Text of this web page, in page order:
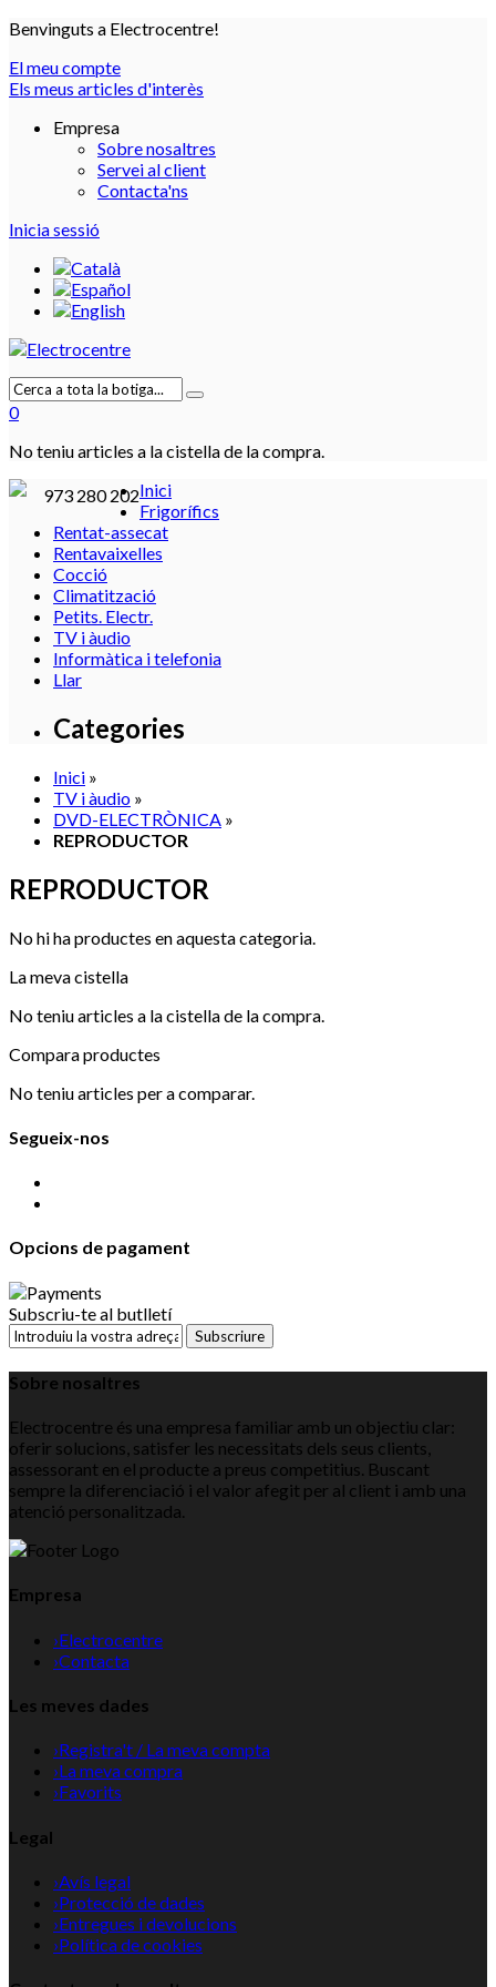
Benvinguts a Electrocentre!
El meu compte
Els meus articles d'interès
Empresa
Sobre nosaltres
Servei al client
Contacta'ns
Inicia sessió
0
No teniu articles a la cistella de la compra.
973 280 202Inici
Frigorífics
Rentat-assecat
Rentavaixelles
Cocció
Climatització
Petits. Electr.
TV i àudio
Informàtica i telefonia
Llar
Categories
Inici »
TV i àudio »
DVD-ELECTRÒNICA »
REPRODUCTOR
REPRODUCTOR
No hi ha productes en aquesta categoria.
La meva cistella
No teniu articles a la cistella de la compra.
Compara productes
No teniu articles per a comparar.
Segueix-nos
Opcions de pagament
Subscriu-te al butlletí
Subscriure
Sobre nosaltres
Electrocentre és una empresa familiar amb un objectiu clar:
oferir solucions, satisfer les necessitats dels seus clients,
assessorant en el producte a preus competitius. Buscant
sempre la diferenciació i el valor afegit per al client i amb una
atenció personalitzada.
Empresa
›Electrocentre
›Contacta
Les meves dades
›Registra't / La meva compta
›La meva compra
›Favorits
Legal
›Avís legal
›Protecció de dades
›Entregues i devolucions
›Política de cookies